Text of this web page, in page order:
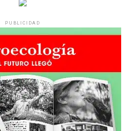
PUBLICIDAD